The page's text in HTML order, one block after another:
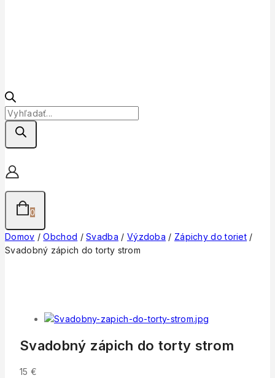
Products
search
0
Domov / Obchod / Svadba / Výzdoba / Zápichy do toriet /
Svadobný zápich do torty strom
Svadobný zápich do torty strom
15 €